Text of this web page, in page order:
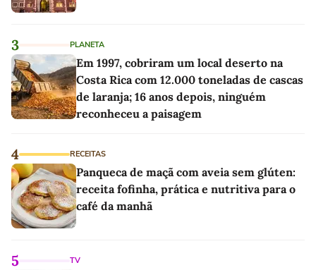
3 PLANETA
Em 1997, cobriram um local deserto na
Costa Rica com 12.000 toneladas de cascas
de laranja; 16 anos depois, ninguém
reconheceu a paisagem
4 RECEITAS
Panqueca de maçã com aveia sem glúten:
receita fofinha, prática e nutritiva para o
café da manhã
5 TV